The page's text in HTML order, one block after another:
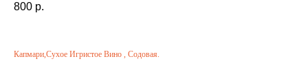
800 р.
Капмари,Сухое Игристое Вино , Содовая.